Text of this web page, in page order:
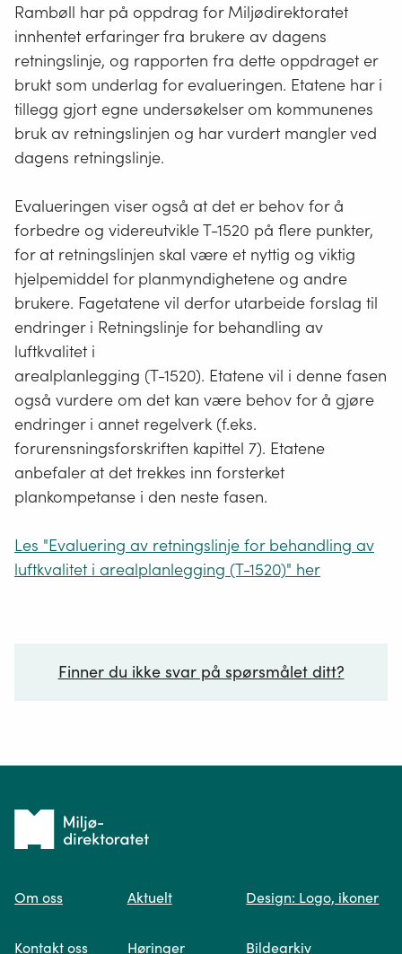
Rambøll har på oppdrag for Miljødirektoratet
innhentet erfaringer fra brukere av dagens
retningslinje, og rapporten fra dette oppdraget er
brukt som underlag for evalueringen. Etatene har i
tillegg gjort egne undersøkelser om kommunenes
bruk av retningslinjen og har vurdert mangler ved
dagens retningslinje.
Evalueringen viser også at det er behov for å
forbedre og videreutvikle T-1520 på flere punkter,
for at retningslinjen skal være et nyttig og viktig
hjelpemiddel for planmyndighetene og andre
brukere. Fagetatene vil derfor utarbeide forslag til
endringer i Retningslinje for behandling av
luftkvalitet i
arealplanlegging (T-1520). Etatene vil i denne fasen
også vurdere om det kan være behov for å gjøre
endringer i annet regelverk (f.eks.
forurensningsforskriften kapittel 7). Etatene
anbefaler at det trekkes inn forsterket
plankompetanse i den neste fasen.
Les "Evaluering av retningslinje for behandling av
luftkvalitet i arealplanlegging (T-1520)" her
Finner du ikke svar på spørsmålet ditt?
Spør oss
Tilbake
forsiden
Om oss
Kontakt oss
Aktuelt
Høringer
Design: Logo, ikoner
Bildearkiv